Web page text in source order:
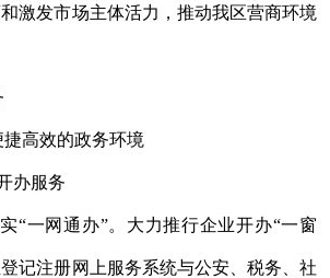
激发市场主体活力，推动我区营商环境
捷高效的政务环境
办服务
“一网通办”。大力推行企业开办“一窗
记注册网上服务系统与公安、税务、社